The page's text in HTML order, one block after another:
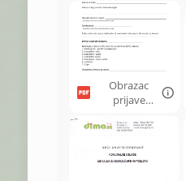
Ludbreg.p
df
Obrazac
prijave
og objekta
na
korištenje